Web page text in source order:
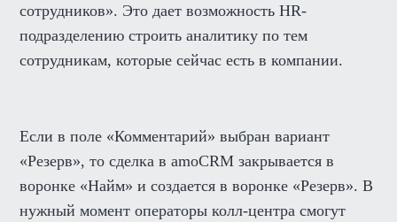
сотрудников». Это дает возможность HR-
подразделению строить аналитику по тем
сотрудникам, которые сейчас есть в компании.
Если в поле «Комментарий» выбран вариант
«Резерв», то сделка в amoCRM закрывается в
воронке «Найм» и создается в воронке «Резерв». В
нужный момент операторы колл-центра смогут